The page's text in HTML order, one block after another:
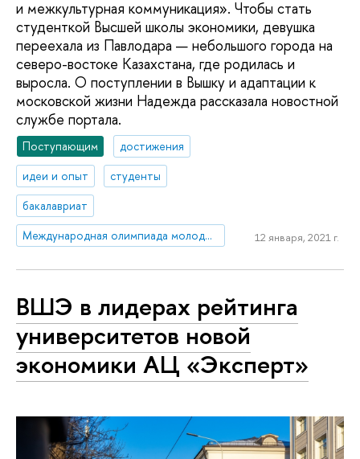
и межкультурная коммуникация». Чтобы стать
студенткой Высшей школы экономики, девушка
переехала из Павлодара — небольшого города на
северо-востоке Казахстана, где родилась и
выросла. О поступлении в Вышку и адаптации к
московской жизни Надежда рассказала новостной
службе портала.
Поступающим
достижения
идеи и опыт
студенты
бакалавриат
Международная олимпиада молодежи
12 января, 2021 г.
ВШЭ в лидерах рейтинга
университетов новой
экономики АЦ «Эксперт»